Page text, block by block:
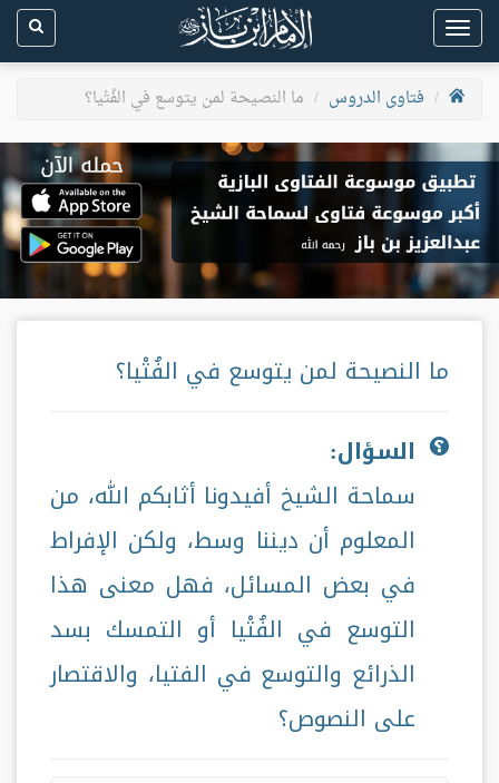
Toggle
navigation
فتاوى الدروس
ما النصيحة لمن يتوسع في الفُتْيا؟
ما النصيحة لمن يتوسع في الفُتْيا؟
السؤال:
سماحة الشيخ أفيدونا أثابكم الله، من
المعلوم أن ديننا وسط، ولكن الإفراط
في بعض المسائل، فهل معنى هذا
التوسع في الفُتْيا أو التمسك بسد
الذرائع والتوسع في الفتيا، والاقتصار
على النصوص؟